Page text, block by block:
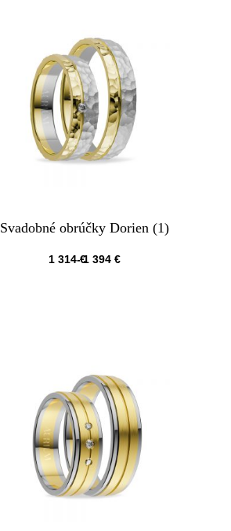
Svadobné obrúčky Dorien (1)
1 314€1 394€